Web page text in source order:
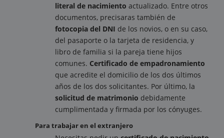
literal de nacimiento actualizado. Entre otros
documentos, precisaras también de
fotocopia del DNI de los novios, o en su caso,
del pasaporte o la tarjeta de residencia, y
libro de familia si la pareja tiene hijos
comunes. Certificado de empadronamiento
que acredite el domicilio de los dos últimos
años de los dos solicitantes. Por último, la
solicitud de matrimonio debidamente
cumplimentada y firmada por los cónyuges.
Para trabajar en el extranjero